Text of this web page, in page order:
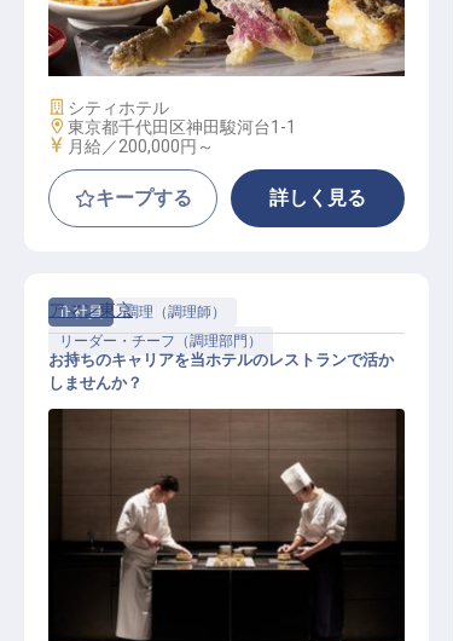
レストランサービス
施設業態
シティホテル
勤務地
東京都千代田区神田駿河台1-1
給与
月給／200,000円～
キープする 詳しく見る
正社員
調理（調理師）
リーダー・チーフ（調理部門）
フレンチを中心とする西洋料理（シ
ェフ・ド・パルティエ）
アマン東京
お持ちのキャリアを当ホテルのレストランで活か
しませんか？